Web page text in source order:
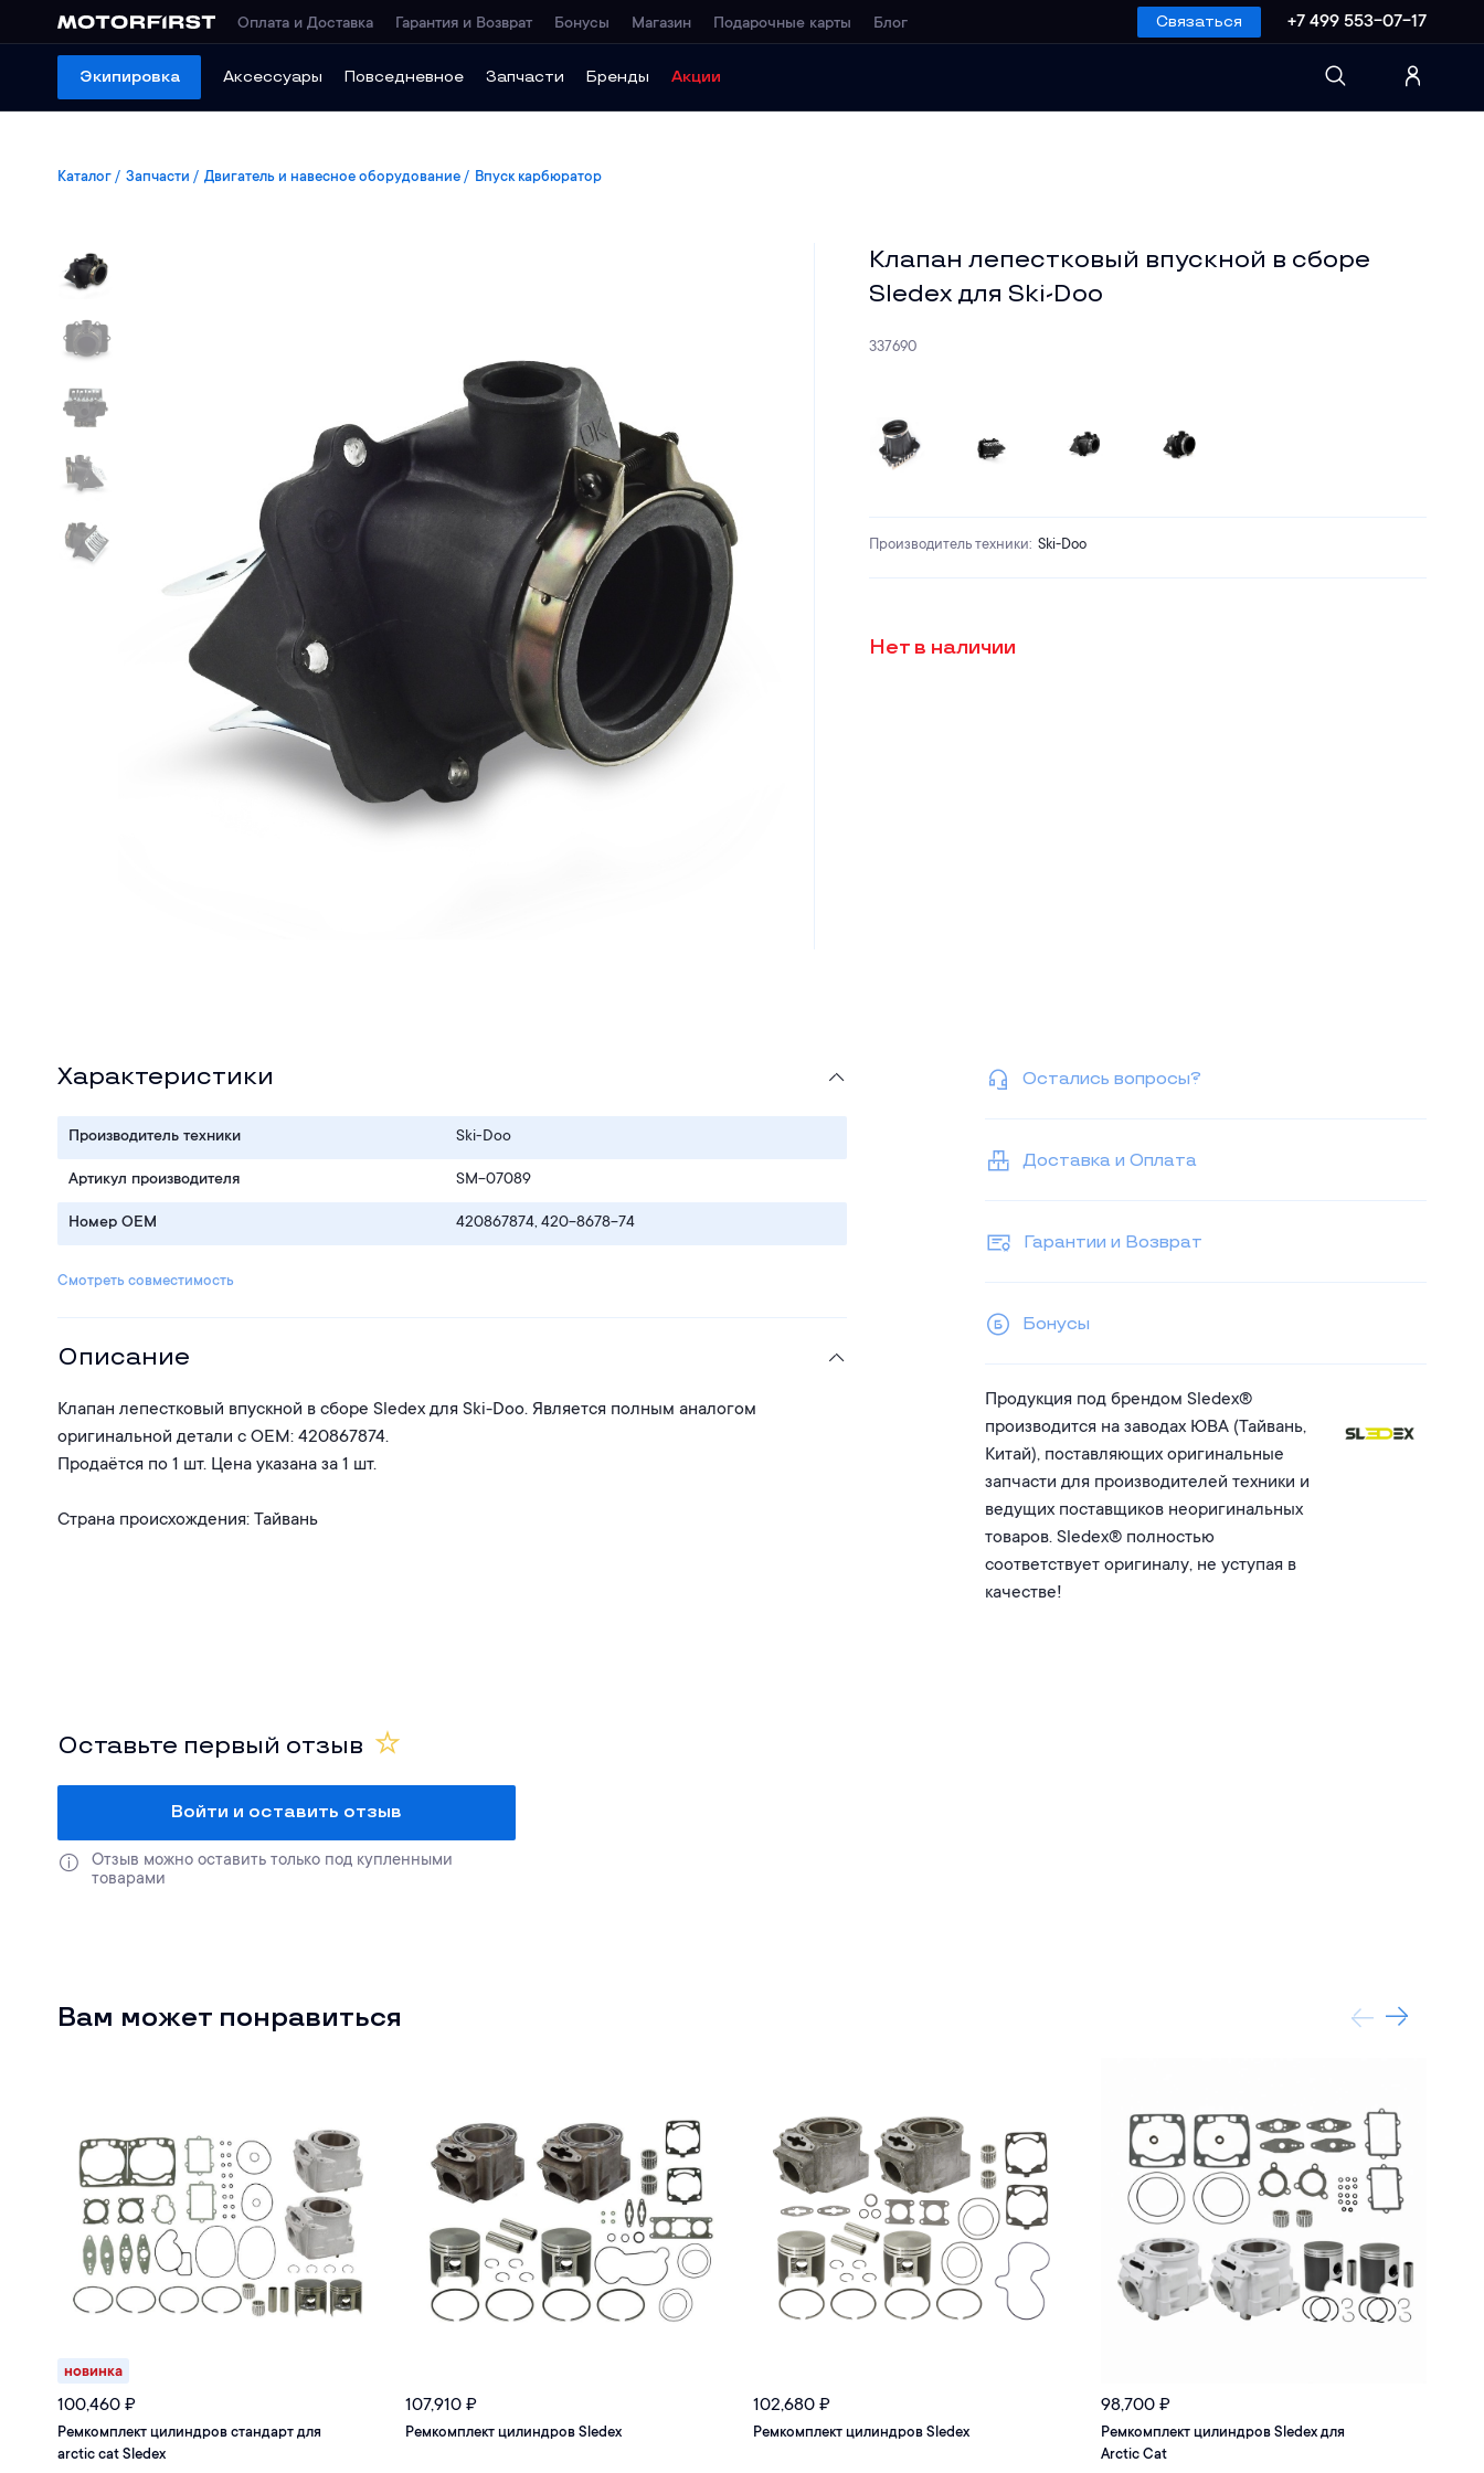
Оплата и Доставка Гарантия и Возврат Бонусы Магазин Подарочные карты Блог Связаться +7 499 553-07-17
Экипировка Аксессуары Повседневное Запчасти Бренды Акции
Каталог Запчасти Двигатель и навесное оборудование Впуск карбюратор
Клапан лепестковый впускной в сборе
Sledex для Ski-Doo
337690
Производитель техники: Ski-Doo
Нет в наличии
Характеристики
Производитель техники Ski-Doo
Артикул производителя SM-07089
Номер OEM 420867874, 420-8678-74
Смотреть совместимость
Описание
Клапан лепестковый впускной в сборе Sledex для Ski-Doo. Является полным аналогом
оригинальной детали с ОЕМ: 420867874.
Продаётся по 1 шт. Цена указана за 1 шт.
Страна происхождения: Тайвань
Остались вопросы?
Доставка и Оплата
Гарантии и Возврат
Бонусы
Продукция под брендом Sledex®
производится на заводах ЮВА (Тайвань,
Китай), поставляющих оригинальные
запчасти для производителей техники и
ведущих поставщиков неоригинальных
товаров. Sledex® полностью
соответствует оригиналу, не уступая в
качестве!
Оставьте первый отзыв
Войти и оставить отзыв
Отзыв можно оставить только под купленными
товарами
Вам может понравиться
новинка
100,460 ₽
Ремкомплект цилиндров стандарт для
arctic cat Sledex
107,910 ₽
Ремкомплект цилиндров Sledex
102,680 ₽
Ремкомплект цилиндров Sledex
98,700 ₽
Ремкомплект цилиндров Sledex для
Arctic Cat